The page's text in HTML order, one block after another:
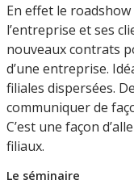
En effet le
l’entreprise et ses
nouveaux contrats
d’une entreprise.
filiales dispersées.
communiquer de
C’est une façon
filiaux.
Le séminaire